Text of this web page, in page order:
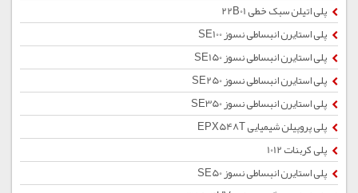
پلی اتیلن سبک خطی 22B01
پلی استایرن انبساطی نسوز SE100
پلی استایرن انبساطی نسوز SE150
پلی استایرن انبساطی نسوز SE250
پلی استایرن انبساطی نسوز SE350
پلی پروپیلن شیمیایی EPX548T
پلی کربنات 1012
پلی استایرن انبساطی نسوز SE50